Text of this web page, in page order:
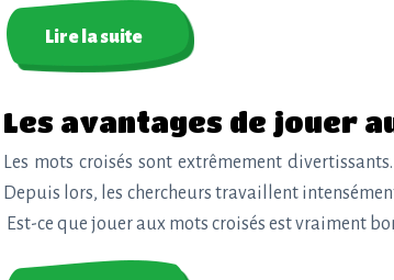
Lire la suite
Les avantages de jouer
Les mots croisés sont extrêmement
Depuis lors, les chercheurs travaillent
Est-ce que jouer aux mots croisés est vraiment